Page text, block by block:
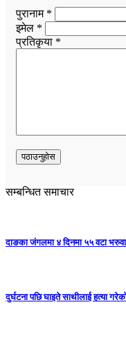
पुरानाम *
इमेल *
प्रतिकृया *
सम्बन्धित समाचार
दाङका जंगलमा ४ दिनमा ५५ वटा
दुर्घटना पछि घाइते साथीलाई हत्या